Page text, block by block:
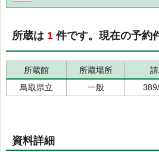
所蔵は 1 件です。現在の予約
所蔵館 所蔵場所
鳥取県立
一般
資料詳細